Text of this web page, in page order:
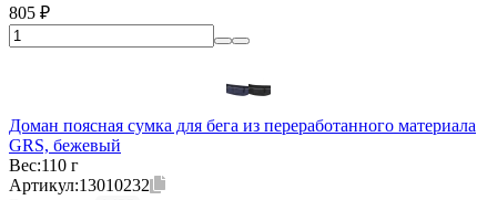
805 ₽
Доман поясная сумка для бега из переработанного материала
GRS, бежевый
Вес:110 г
Артикул:13010232